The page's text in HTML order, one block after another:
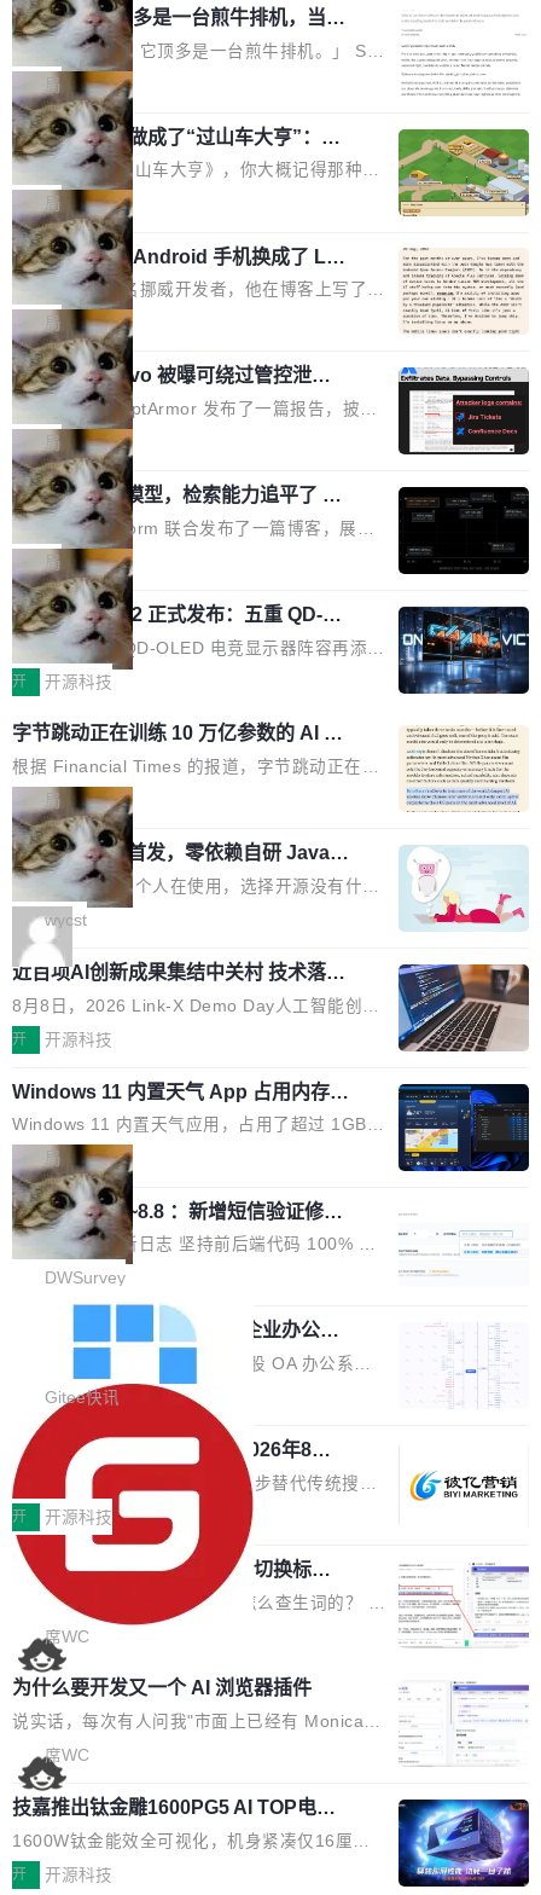
能跑十几轮甚至几十轮，每轮的工具结果（页面
HTML、搜索结果、文件内容）动辄几千 token
s。 问题来了：随着轮次增加，消息历史不断膨
胀，总 Token 量逼近模型的上下文窗口上限。
一旦超限，要么 API 直接报错，要么模型开
始"遗忘"...
人不安的数据。 第一组：人类审批到底有多不靠
谱？Anthropic 在 1053 名付费用户中做了一项
对照实验，人为审核只抓到了 13.6% 的危险命
令，而自动模式抓到了 89%。自动模式拦截了 8
00 条人类审批通过的指令，人类只拦截了 6 条
自动模式放过的指令。更令人担忧的是，随着会
话变长，人类的检测率从早期的约 17% 下降到
50 轮后的约 5%——人会疲劳，机器不会。 第
二组：出了事有多严重？在 5-6 月标记的...
AI 辅助编程顶多是一台煎牛排机，当不
了厨师
「AI 不是厨师。它顶多是一台煎牛排机。」 Ser
hii Sydorets 写了一篇博客，把 AI 辅助编程比作
煎牛排——任何人都能把肉扔进锅里弄熟，但要
稳定产出真正好的结果，需要真正的理解。机器
能按食谱重复操作、规模化产出，但它不知道你
脑子里到底想要什么，除非你把想法翻译成明确
的需求。 文章的核心论点很简单：AI 让你更
快，但快不等于好。 它能自动化重复劳动、生成
代码起点、解释逻辑，但它经常自信地给出错误
结果——「一块焦炭，上面放了一枝百里香，然
后告诉你这是三分熟。」 判断力仍然是不可替代
的。AI「不能替你定义什么是好，不能决定哪些
取舍可以接受」，也看不出来什么时候结果在技
术上正确、但方向完...
局
他把芯片制造做成了“过山车大亨”：一
个浏览器里的半导体工厂
如果你玩过《过山车大亨》，你大概记得那种俯
瞰视角——小人在公园里走来走去，游乐设施运
转着，一切都在你的注视下运行。现在想象同样
的视角，但公园里不是过山车，而是一座完整的
芯片制造工厂。 这就是 Chip Tycoon。 一个黄
色的小车载着一片硅晶圆，穿过 20 栋建筑，从
石英砂一路走到封装好的芯片。晶圆在每一站都
会发生肉眼可见的变化——长晶体、抛光、涂光
刻胶、蚀刻、离子注入、铜互联。公园中央是一
个环形路线，因为芯片制造需要把光刻流程重复
大约 60 次，每次一层。动画里简化为 4 圈。 整
个项目只有一个 HTML 文件。没有构建步骤，没
有依赖，没有网络请求。屏幕上每个形状都是 C
anvas 上纯手...
局
一名开发者将 Android 手机换成了 Lin
ux，称“AOSP 已死”
Runarcn 是一名挪威开发者，他在博客上写了一
篇文章，标题很直白：《I'm switching my phon
e from Android to Linux》。 他的核心论点很简
单：AOSP（Android Open Source Project）
已经死了。不是技术上死了，而是作为一个真正
的开源项目死了。Google 把越来越多的核心功
能从 AOSP 移到了闭源的 Google Play Service
s 里，设备树和内核源码被厂商锁死，你能看到
代码但你改不了，改了也刷不进去。 为什么 AO
SP 不够用了 Runarcn 列举了几条他离开 Andro
id 的具体理由： Google Pla...
局
Atlassian Rovo 被曝可绕过管控泄露 J
ira 和 Confluence 数据，厂商两个月没
回复
安全公司 PromptArmor 发布了一篇报告，披露
Atlassian 的 AI agent Rovo 存在严重的数据泄
露漏洞：攻击者可以通过 indirect prompt inject
ion（间接提示注入）窃取整个 Atlassian 租户内
的 Jira 工单和 Confluence 文档，全程不需要任
何人工审批。 更值得注意的是，这个漏洞在 5
月 23 日就报告给了 Atlassian，两个多月过去
了，公司除了表示"感谢"并分配了一个 case nu
mber 之外，再没有任何实质性回应。Rovo 至
今仍处于漏洞未修复状态。 攻击链路 攻击链并
不复杂。 受害者给 Rovo 提了一个正...
局
一个 4B 开源模型，检索能力追平了 G
PT-5.6 Sol，成本降到 1/100
Neon 和 Castform 联合发布了一篇博客，展示
了一个惊人的结果：一个 4B 参数的开源模型，
经过 RL 后训练之后，在检索任务上的准确率追
平了 GPT-5.6 Sol，但每次请求的成本只有对方
的 1/100。 具体来说，GPT-5.6 Sol 做一次典型
的多轮搜索请求需要超过 10 秒，端到端成本约
来说，这个速度和成本都"高得让人没法用"。而
4B 开源模型在推理速度上快了几个数量级，成
本低了两三个数量级。 问题在于，小模型开箱即
用时的检索能力确实远不如闭源前沿模型。差距
在哪？就在 RL 后训练。 从 RAG 到 agentic...
局
技嘉 GO27Q32 正式发布：五重 QD-OL
ED 面板加持，320Hz 极速与影院级画
面兼得
技嘉科技旗下 QD-OLED 电竞显示器阵容再添旗
舰新作。GO27Q32 将于 2026 年 9 月 15 日正
nta Tandem 五重发光架构为核心，为高端玩家
打造速度与画质不妥协的沉浸体验。 GO27Q32
搭载三星最新 QD-OLED 面板，采用 5 层串联
式发光结构，并装配全新 ObsidianShield 抗反
射镀膜，黑阶表现提升可达40%，并将表面硬度
由2H升級至3H，画面对比度与强度都提升的同
时还具有 320Hz 刷新率与 0.03ms GTG 灰阶响
应时间，从源头消除拖影与动态模糊。 1.突破 O
LED 画质局限，暗部细节...
开 开源科技
字节跳动正在训练 10 万亿参数的 AI 模
型
根据 Financial Times 的报道，字节跳动正在训
练一个 10 万亿参数的 AI 模型，目前处于预训练
阶段。 10 万亿是什么概念？Anthropic 目前最
大的模型 Mythos 5 约 8 万亿参数。DeepSeek
V4-Pro 是 1.6 万亿。月之暗面的 Kimi K3 是 2.
8 万亿。美团 LongCat-2.0 是 1.6 万亿。字节
跳动的这个未命名模型，直接跳到了 10 万亿。
预训练通常需要 3 到 6 个月，之后还有微调阶
段。按这个时间线，最早可能在 2026 年底或 2
027 年初发布。 这个节点很微妙。Anthropic 刚
在 5 月发布了 Mythos 5...
局
wastnet 开源首发，零依赖自研 Java H
TTP/2 框架，性能对标 Undertow !
这个项目一直是个人在使用，选择开源没有什么
动机理由，就是想开源了，如果非要说一个，那
就是它多少弥补了国产 Java 自研 HTTP/2 框架
这块空白——放眼国产 Java 生态，能拿出手的
HTTP/2 网络框架，要么闭源，要么底层建立在
Netty 之上，真正自研的 Java 实现几乎没有。
wastnet 是一款完全自研、零第三方依赖的轻量
级 Java 网络应用框架，核心基于 JDK 原生 NI
O 构建 Reactor 多路复用模型，不依赖 Netty、
Tomcat 等任何第三方网络库。其 HTTP/2 协议
栈从 HPACK、Huffman 到 ALPN 均为自主实
现，在基准测试中与 Un...
wycst
近百项AI创新成果集结中关村 技术落地
与产业迭代提速
8月8日，2026 Link-X Demo Day人工智能创新
项目展在北京中关村举办。本次活动由星连资
业、学术、投资人士，集中展出近百项覆盖AI芯
片、算力、模型、应用全链条创新项目，聚焦AI
技术产业化落地与资本对接，呈现当前国内AI前
沿技术突破与商业化最新进展。 活动围绕AI学术
研究与产业落地融合展开多维度研讨。星连资本
创始合伙人张鸣晨表示，AI产业化是长期产融结
合过程，早期优质技术项目需持续资本与产业资
者、产业专家、投资人围绕AI前沿技术瓶颈、行
业固有认知重构等议题展开跨界对话，聚焦行业
真实痛点与突破方向...
开 开源科技
Windows 11 内置天气 App 占用内存超
过 1GB
Windows 11 内置天气应用，占用了超过 1GB
内存。 Notebookcheck 的测试发现这个数字
时，反复确认了多次。不是 100MB，不是 500
MB，是 1 个 G。一个显示天气的应用。 Windo
ws 内置应用臃肿早就是老话题了，但一款天气
应用占用内存就超过 1G 还是过于离谱——问题
个嵌在 Edge WebView 里的网页。它不是一个
「应用」，它是一个运行在浏览器引擎里的网
页，外面套了一层 Windows 的壳。 WebView2
本身就是个内存大户。它加载了完整的 Edge 渲
染引擎，包括 JavaScript 引擎...
局
调问更新7.26~8.8 ：新增短信验证修
改，考试能力升级
DWSurvey 更新日志 坚持前后端代码 100% 开
源助力企业建设自主可控的问卷调研系统 官网地
址www.diaowen.net ➔ 源码下载Gitee 仓库 ➔
本次更新新增短信验证修改已答问卷功能，提升
答卷安全性；同时升级考试能力，完善填空题判
分、防切屏等功能体验，并优化多项产品细节，
提升整体使用体验。 新增功能 01. 新增验证手
机号后查看、修改已答问卷功能 02. 新增填空题
判分功能 03. 添加协作管理员支持树形结构选择
体验优化与修复 •页面与体验优化 优化工作台首
页 UI 展示效果，提升页面使用体验。 优化防切
屏提醒规则，调整为每次切屏均触发提示，提升
考试规范性。 优化登录状...
DWSurvey
勾股 OA v6.0.2 已经发布，企业办公系
勾股 OA v6.0.2 已经发布。 勾股 OA 办公系统
是一款简单实用的开源的企业办公系统。系统集
成了系统设置、附件管理、人事管理、行政管
理、消息管理、资产管理、企业公告、知识网
盘、审批流程设置、办公审批、工作计划、工作
汇报、工作日志、日常办公、财务管理、客户管
理、合同管理、项目管理、任务管理等功能模
块。系统简约，易于功能扩展，方便二次开发，
可以用来做日常 OA，CRM，ERP，业务管理等
系统。 勾股OA6.0.2版本主要是对勾股OA 6第
一个大版本发布的部分功能细节优化和bug问题
修复的版本，具体更新日志如下： 1、补全新版
本的各个审批类型的审批单导出 2、优化各个审
Gitee快讯
942亿赛道如何选对伙伴？2026年8月G
EO公司推荐
当DeepSeek、豆包等大模型逐步替代传统搜索
成为用户获取信息的主要入口,品牌竞争的逻辑变
了:不再是争抢关键词排名,而是想办法进入AI脱
口而出的那个答案。"GEO公司推荐"这个搜索词
背后,折射的是企业面对新兴服务赛道时的集体困
惑——该信谁、看什么、怎么选。 据易观分析
《中国GEO市场产业图谱》数据,2026年中国GE
O行业规模预计达942亿元,同比增长169.7%。G
artner同期预测,传统搜索引擎访问量年内将下滑
25%,AI载体流量占比突破40%;埃森哲2025年中
国消费者调研则指出,37%的用户在有明确购买需
求时倾向于先问AI。几组数据指向一致:GEO已
从营销"加分项"变成品牌在AI时...
开 开源科技
任意网页划词 AI 问答：不用切换标签页
的效率秘诀
看英文技术文档的时候，你是怎么查生词的？ 我
猜大多数人的流程是：选中单词 → Ctrl+C → 切
到翻译标签页 → Ctrl+V → 看翻译 → 切回原
文。遇到不懂的代码片段，再切到 ChatGPT 问
一下。来回切换几次，思路早断了。 今天介绍的
开源 Chrome 扩展 AI Helper，有一个划词浮动
工具栏功能，能让你在任意网页选中文本就直接
用 AI，完全不用切换标签页。 划词工具栏是什
么 安装 AI Helper 后，在任意网页选中文本，选
区旁边会自动浮现一个工具栏： 工具 功能 典型
席WC
为什么要开发又一个 AI 浏览器插件
说实话，每次有人问我"市面上已经有 Monica、
Sider、Copilot for Chrome 这些 AI 浏览器插件
了，你为什么还要再做一个"，我都觉得这个问题
问得好。 因为我自己也是从用户变成开发者的。
现有产品的天花板 我用过不少 AI 浏览器插件。
刚开始觉得都挺好——选中一段文字，弹出解
席WC
技嘉推出钛金雕1600PG5 AI TOP电
源：为发烧级主机与本地AI算力打造旗
舰供电方案
1600W钛金能效全可视化，机身紧凑仅16厘米
继2026台北电脑展首度亮相后，技嘉科技近日正
开 开源科技